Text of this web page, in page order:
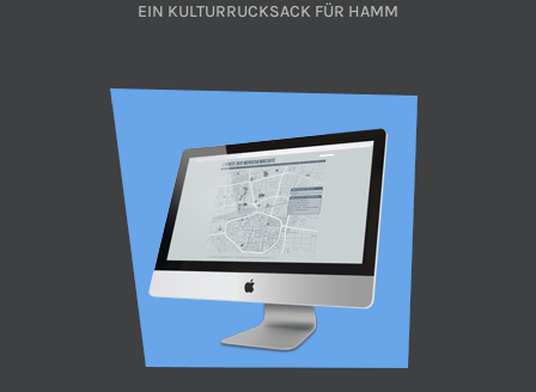
EIN KULTURRUCKSACK FÜR HAMM